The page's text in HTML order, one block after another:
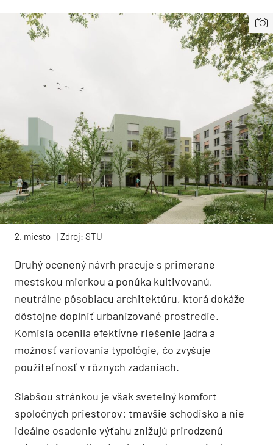
2. miesto | Zdroj: STU
Druhý ocenený návrh pracuje s primerane
mestskou mierkou a ponúka kultivovanú,
neutrálne pôsobiacu architektúru, ktorá dokáže
dôstojne doplniť urbanizované prostredie.
Komisia ocenila efektívne riešenie jadra a
možnosť variovania typológie, čo zvyšuje
použiteľnosť v rôznych zadaniach.
Slabšou stránkou je však svetelný komfort
spoločných priestorov: tmavšie schodisko a nie
ideálne osadenie výťahu znižujú prirodzenú